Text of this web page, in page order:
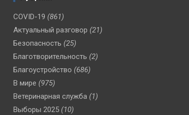
COVID-19 (861)
Актуальный разговор (21)
Безопасность (25)
Благотворительность (2)
Благоустройство (686)
В мире (975)
Ветеринарная служба (1)
Выборы 2025 (10)